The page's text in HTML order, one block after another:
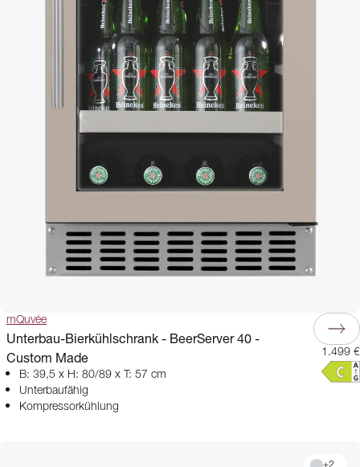
mQuvée
Unterbau-Bierkühlschrank - BeerServer 40 -
Custom Made
B: 39,5 x H: 80/89 x T: 57 cm
Unterbaufähig
Kompressorkühlung
1.499 €